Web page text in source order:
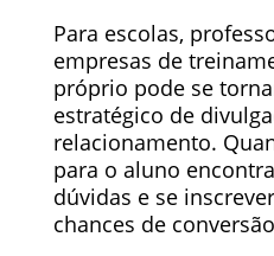
Para escolas,
empresas de
próprio pode se
estratégico de
relacionamento.
para o aluno
dúvidas e se
chances de